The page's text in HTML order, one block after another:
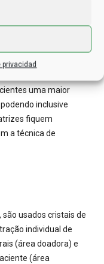
privacidad
o procedimento, é
não sinta nenhuma
normais em
uma maior
inclusive
fiquem
a técnica de
usados cristais de
individual de
(área doadora) e
(área